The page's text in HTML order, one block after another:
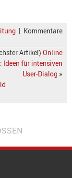
| Kommentare
Artikel) Online
Ideen für intensiven
User-Dialog »